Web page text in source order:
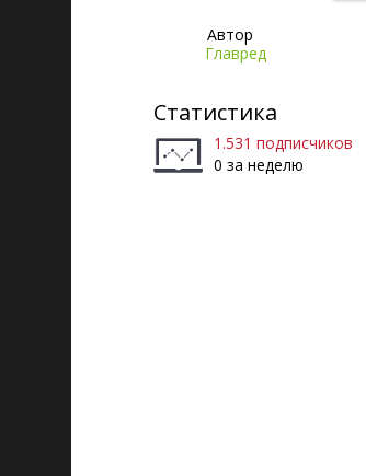
Автор
Главред
Статистика
1.531 подписчиков
0 за неделю